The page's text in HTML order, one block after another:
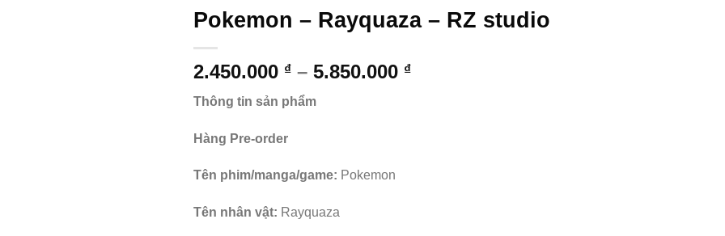
Pokemon – Rayquaza – RZ studio
2.450.000 ₫ – 5.850.000 ₫Khoảng
Thông tin sản phẩm
Hàng Pre-order
Tên phim/manga/game: Pokemon
Tên nhân vật: Rayquaza